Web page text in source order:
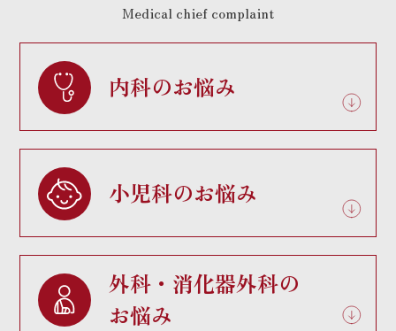
Medical chief complaint
内科のお悩み
小児科のお悩み
外科・消化器外科の
お悩み